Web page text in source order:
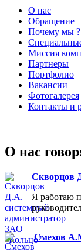
О нас
Обращение
Почему мы ?
Миссия
Партнеры
Портфолио
Вакансии
Фотогалерея
Контакты и
О нас
Скворцов
Я работаю
Смехов